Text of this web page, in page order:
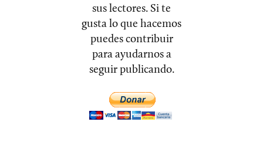
sus lectores. Si te
gusta lo que hacemos
puedes contribuir
para ayudarnos a
seguir publicando.